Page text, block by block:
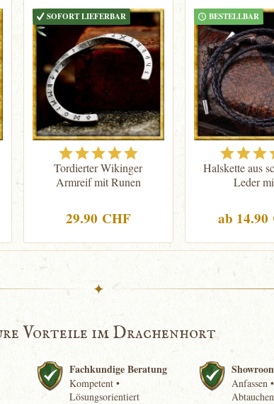
SOFORT LIEFERBAR
Tordierter Wikinger
Armreif mit Runen
29.90 CHF
BESTELLBAR
Halskette aus
Leder
ab
✦
Vorteile im Drachenhort
Fachkundige Beratung
Kompetent •
Lösungsorientiert
Anfassen
Abtauchen